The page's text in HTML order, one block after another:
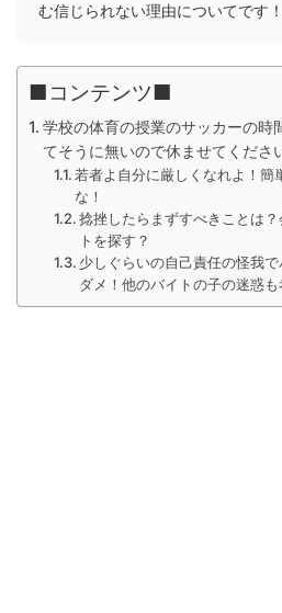
む信じられない理由についてです！
■コンテンツ■
学校の体育の授業のサッカーの時
てそうに無いので休ませてくださ
若者よ自分に厳しくなれよ！簡
な！
捻挫したらまずすべきことは
トを探す？
少しぐらいの自己責任の怪我
ダメ！他のバイトの子の迷惑も